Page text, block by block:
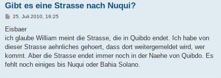
Gibt es eine Strasse nach Nuqui?
B
i
r
a
25. Juli 2010, 16:25
Eisbaer
ich glaube William meint die Strasse, die in Quibdo endet. Ich habe von
dieser Strasse aehnliches gehoert, dass dort weitergemeldet wird, wer
kommt. Aber die Strasse endet immer noch in der Naehe von Quibdo. Es
fehlt noch einiges bis Nuqui oder Bahia Solano.